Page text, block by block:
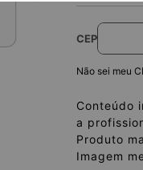
CEP
Não sei meu
Conteúdo
a
Produto
Imagem